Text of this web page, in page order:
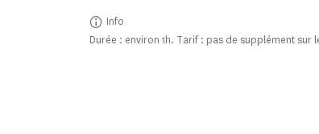
Info
Durée : environ 1h. Tarif : pas de supplément sur